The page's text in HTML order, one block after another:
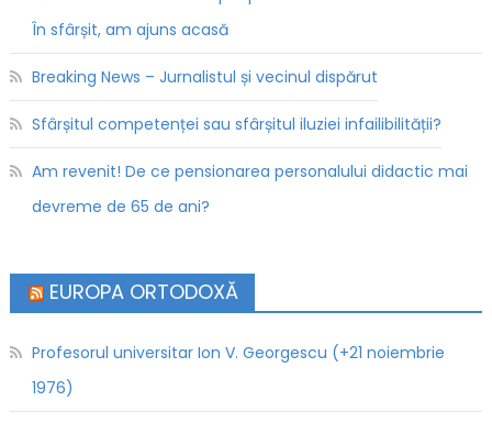
În sfârșit, am ajuns acasă
Breaking News – Jurnalistul și vecinul dispărut
Sfârșitul competenței sau sfârșitul iluziei infailibilității?
Am revenit! De ce pensionarea personalului didactic mai
devreme de 65 de ani?
EUROPA ORTODOXĂ
Profesorul universitar Ion V. Georgescu (+21 noiembrie
1976)